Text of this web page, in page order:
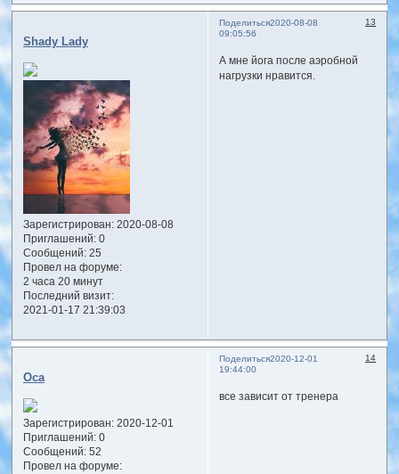
Поделиться 13
2020-08-08
09:05:56
Shady Lady
Зарегистрирован: 2020-08-08
Приглашений:0
Сообщений:25
Провел на форуме:
2 часа 20 минут
Последний визит:
2021-01-17 21:39:03
А мне йога после аэробной
нагрузки нравится.
Поделиться 14
2020-12-01
19:44:00
Оса
Зарегистрирован: 2020-12-01
Приглашений:0
Сообщений:52
Провел на форуме:
все зависит от тренера